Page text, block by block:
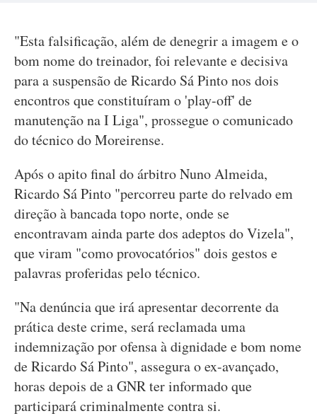
"Esta falsificação, além de denegrir a imagem e o
bom nome do treinador, foi relevante e decisiva
para a suspensão de Ricardo Sá Pinto nos dois
encontros que constituíram o 'play-off' de
manutenção na I Liga", prossegue o comunicado
do técnico do Moreirense.
Após o apito final do árbitro Nuno Almeida,
Ricardo Sá Pinto "percorreu parte do relvado em
direção à bancada topo norte, onde se
encontravam ainda parte dos adeptos do Vizela",
que viram "como provocatórios" dois gestos e
palavras proferidas pelo técnico.
"Na denúncia que irá apresentar decorrente da
prática deste crime, será reclamada uma
indemnização por ofensa à dignidade e bom nome
de Ricardo Sá Pinto", assegura o ex-avançado,
horas depois de a GNR ter informado que
participará criminalmente contra si.